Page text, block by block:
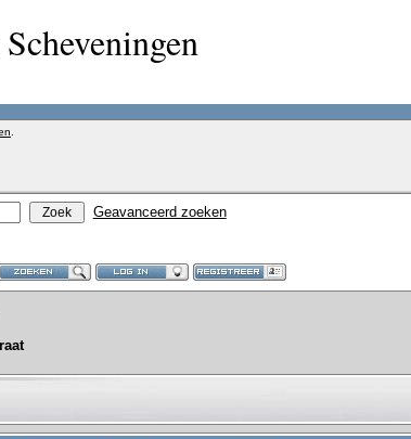
Geavanceerd zoeken